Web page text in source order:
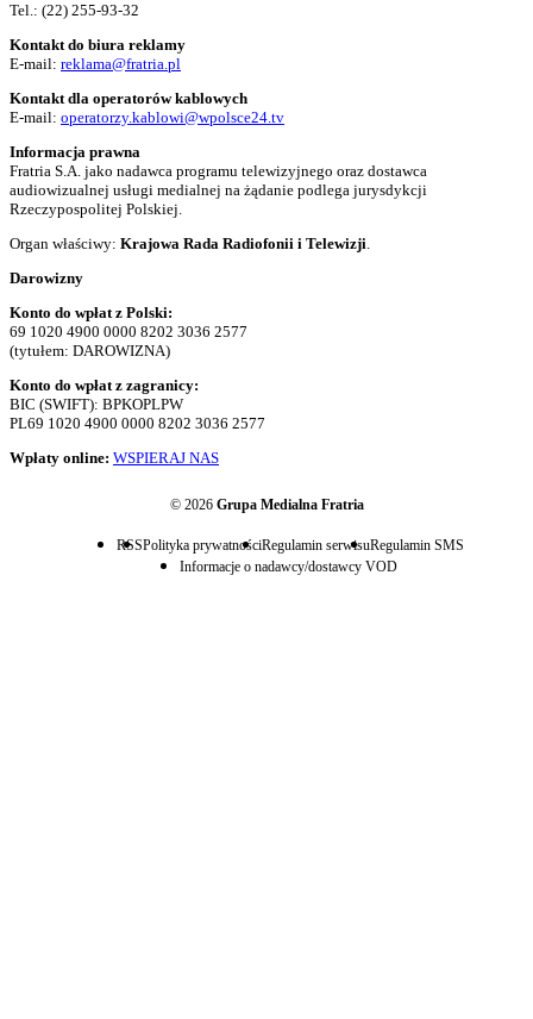
Tel.: (22) 255-93-32
Kontakt do biura reklamy
E-mail: reklama@fratria.pl
Kontakt dla operatorów kablowych
E-mail: operatorzy.kablowi@wpolsce24.tv
Informacja prawna
Fratria S.A. jako nadawca programu telewizyjnego oraz dostawca
audiowizualnej usługi medialnej na żądanie podlega jurysdykcji
Rzeczypospolitej Polskiej.
Organ właściwy: Krajowa Rada Radiofonii i Telewizji
Darowizny
Konto do wpłat z Polski:
69 1020 4900 0000 8202 3036 2577
(tytułem: DAROWIZNA)
Konto do wpłat z zagranicy:
BIC (SWIFT): BPKOPLPW
PL69 1020 4900 0000 8202 3036 2577
Wpłaty online: WSPIERAJ NAS
© 2026 Grupa Medialna Fratria
RSSPolityka prywatnościRegulamin serwisuRegulamin SMS
Informacje o nadawcy/dostawcy VOD